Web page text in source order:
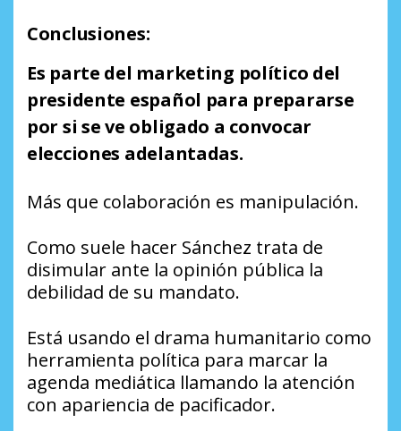
Conclusiones:
Es parte del marketing político del
presidente español para prepararse
por si se ve obligado a convocar
elecciones adelantadas.
Más que colaboración es manipulación.
Como suele hacer Sánchez trata de
disimular ante la opinión pública la
debilidad de su mandato.
Está usando el drama humanitario como
herramienta política para marcar la
agenda mediática llamando la atención
con apariencia de pacificador.